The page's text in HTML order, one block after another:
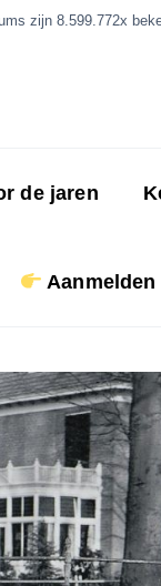
zijn 8.599.772x
de jaren